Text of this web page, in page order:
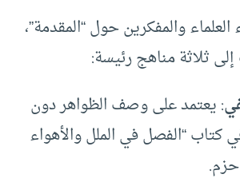
والمفكرين حول “المقدمة”،
ثلاثة مناهج رئيسة:
: يعتمد على وصف الظواهر دون
كتاب “الفصل في الملل والأهواء